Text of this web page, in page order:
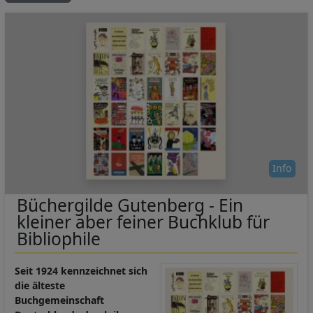
Info
Büchergilde Gutenberg - Ein
kleiner aber feiner Buchklub für
Bibliophile
Seit 1924 kennzeichnet sich
die älteste
Buchgemeinschaft